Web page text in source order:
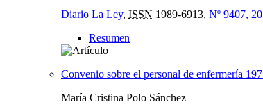
Diario La Ley, ISSN 1989-6913, Nº 9407,
Resumen
Convenio sobre el personal de enfermería
María Cristina Polo Sánchez